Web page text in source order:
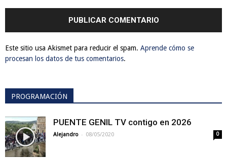
Este sitio usa Akismet para reducir el spam. Aprende cómo se
procesan los datos de tus comentarios.
PROGRAMACIÓN
PUENTE GENIL TV contigo en 2026
Alejandro - 08/05/2020 0